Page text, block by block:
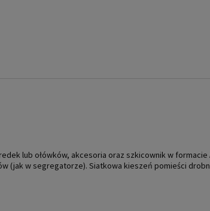
lub ołówków, akcesoria oraz szkicownik w
(jak w segregatorze). Siatkowa kieszeń pomieści